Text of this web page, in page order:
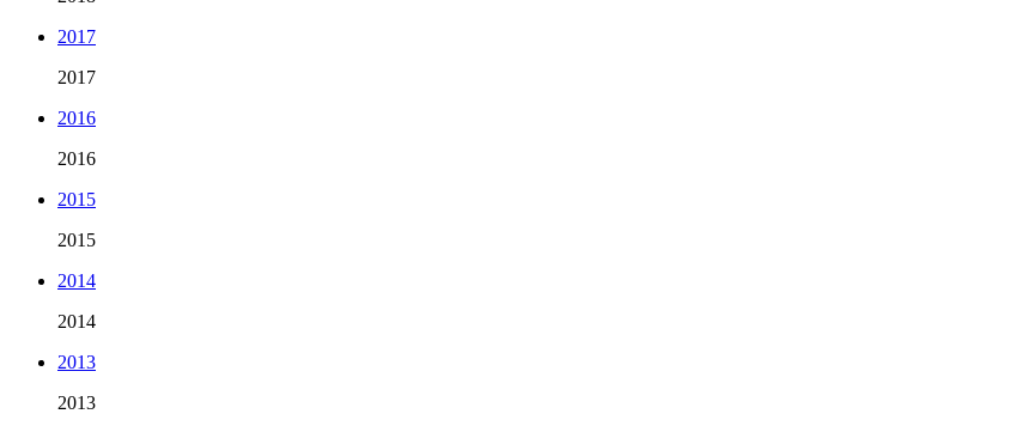
2017
2017
2016
2016
2015
2015
2014
2014
2013
2013